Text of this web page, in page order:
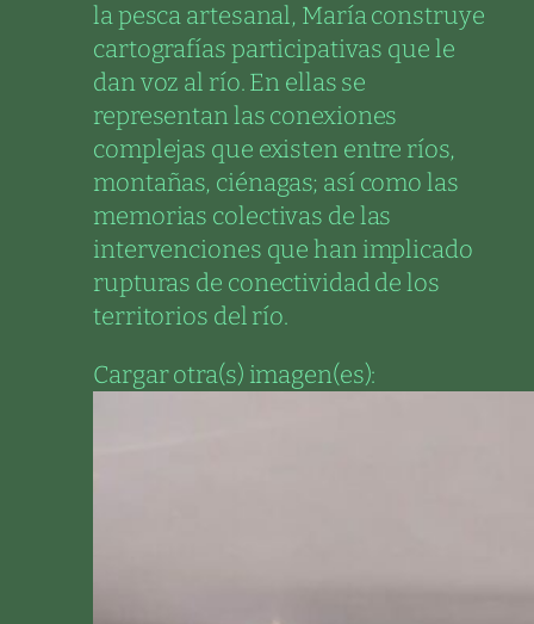
la pesca artesanal, María construye
cartografías participativas que le
dan voz al río. En ellas se
representan las conexiones
complejas que existen entre ríos,
montañas, ciénagas; así como las
memorias colectivas de las
intervenciones que han implicado
rupturas de conectividad de los
territorios del río.
Cargar otra(s) imagen(es):